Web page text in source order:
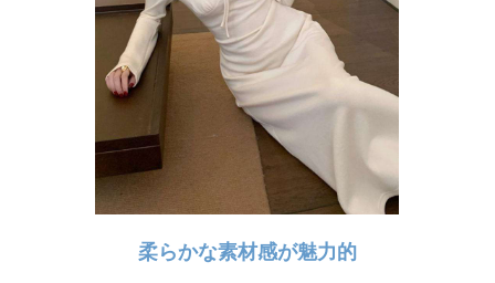
柔らかな素材感が魅力的